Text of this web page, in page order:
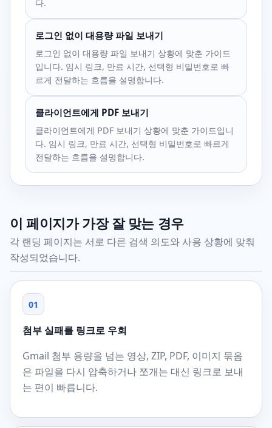
다.
로그인 없이 대용량 파일 보내기
로그인 없이 대용량 파일 보내기 상황에 맞춘 가이드
입니다. 임시 링크, 만료 시간, 선택형 비밀번호로 빠
르게 전달하는 흐름을 설명합니다.
클라이언트에게 PDF 보내기
클라이언트에게 PDF 보내기 상황에 맞춘 가이드입니
다. 임시 링크, 만료 시간, 선택형 비밀번호로 빠르게
전달하는 흐름을 설명합니다.
이 페이지가 가장 잘 맞는 경우
각 랜딩 페이지는 서로 다른 검색 의도와 사용 상황에 맞춰
작성되었습니다.
01
첨부 실패를 링크로 우회
Gmail 첨부 용량을 넘는 영상, ZIP, PDF, 이미지 묶음
은 파일을 다시 압축하거나 쪼개는 대신 링크로 보내
는 편이 빠릅니다.